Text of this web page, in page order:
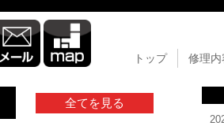
トップ 修理内
全てを見る